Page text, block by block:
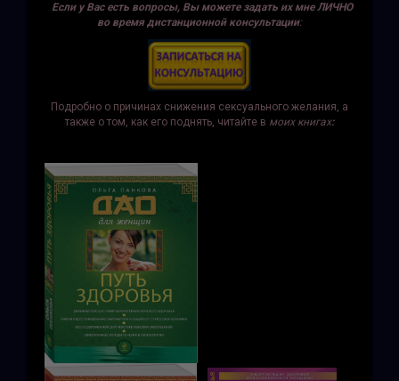
Если у Вас есть вопросы, Вы можете задать их мне ЛИЧНО
во время дистанционной консультации:
Подробно о причинах снижения сексуального желания, а
также о том, как его поднять, читайте в моих книгах: